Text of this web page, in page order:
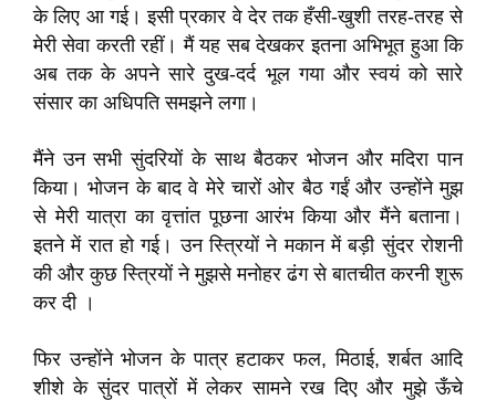
के लिए आ गई। इसी प्रकार वे देर तक हँसी-खुशी तरह-तरह से
मेरी सेवा करती रहीं। मैं यह सब देखकर इतना अभिभूत हुआ कि
अब तक के अपने सारे दुख-दर्द भूल गया और स्वयं को सारे
संसार का अधिपति समझने लगा।
मैंने उन सभी सुंदरियों के साथ बैठकर भोजन और मदिरा पान
किया। भोजन के बाद वे मेरे चारों ओर बैठ गईं और उन्होंने मुझ
से मेरी यात्रा का वृत्तांत पूछना आरंभ किया और मैंने बताना।
इतने में रात हो गई। उन स्त्रियों ने मकान में बड़ी सुंदर रोशनी
की और कुछ स्त्रियों ने मुझसे मनोहर ढंग से बातचीत करनी शुरू
कर दी ।
फिर उन्होंने भोजन के पात्र हटाकर फल, मिठाई, शर्बत आदि
शीशे के सुंदर पात्रों में लेकर सामने रख दिए और मुझे ऊँचे